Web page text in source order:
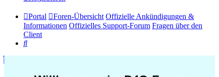
Portal Foren-Übersicht Offizielle Ankündigungen &
Informationen Offizielles Support-Forum Fragen über den
Client
Suche